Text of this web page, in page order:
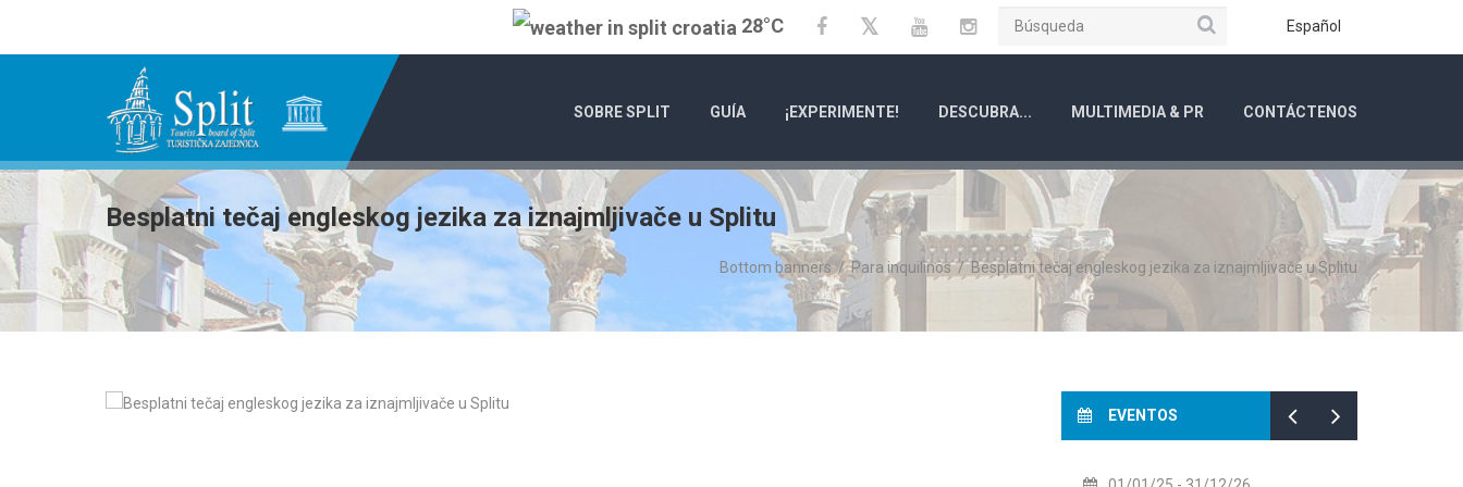
28°C FacebookTwitterYouTubeInstagram Español
Búsqueda
SOBRE SPLIT GUÍA ¡EXPERIMENTE! DESCUBRA... MULTIMEDIA & PR CONTÁCTENOS
Besplatni tečaj engleskog jezika za iznajmljivače u Splitu
Bottom banners/Para inquilinos/Besplatni tečaj engleskog jezika za iznajmljivače u Splitu
EVENTOS